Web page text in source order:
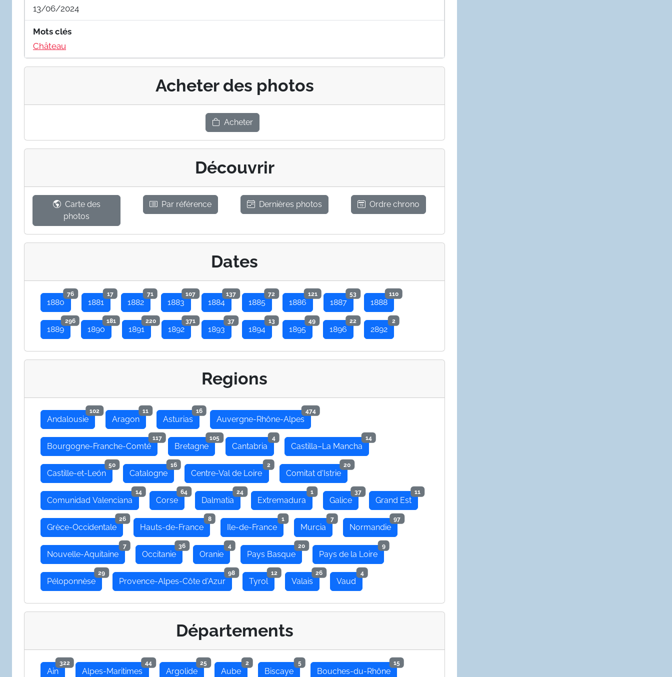
13/06/2024
Mots clés
Château
Acheter des photos
Acheter
Découvrir
Carte des
photos
Par référence Dernières photos Ordre chrono
Dates
1880
76
1881
17
1882
71
1883
107
1884
137
1885
72
1886
121
1887
53
1888
110
1889
296
1890
181
1891
220
1892
371
1893
37
1894
13
1895
49
1896
22
2892
2
Regions
Andalousie
102
Aragon
11
Asturias
16
Auvergne-Rhône-Alpes
474
Bourgogne-Franche-Comté
117
Bretagne
105
Cantabria
4
Castilla–La Mancha
14
Castille-et-León
50
Catalogne
16
Centre-Val de Loire
2
Comitat d'Istrie
20
Comunidad Valenciana
14
Corse
64
Dalmatia
24
Extremadura
1
Galice
37
Grand Est
11
Grèce-Occidentale
26
Hauts-de-France
8
Ile-de-France
1
Murcia
7
Normandie
97
Nouvelle-Aquitaine
7
Occitanie
36
Oranie
4
Pays Basque
20
Pays de la Loire
9
Péloponnèse
29
Provence-Alpes-Côte d'Azur
98
Tyrol
12
Valais
26
Vaud
4
Départements
Ain
322
Alpes-Maritimes
44
Argolide
25
Aube
2
Biscaye
5
Bouches-du-Rhône
15